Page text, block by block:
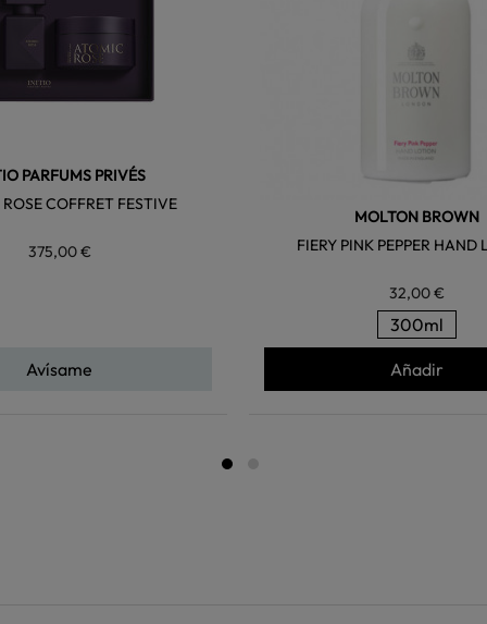
PARFUMS PRIVÉS
COFFRET FESTIVE
375,00 €
Avísame
MOLTON BROWN
FIERY PINK PEPPER HAND
32,00 €
300ml
Añadir